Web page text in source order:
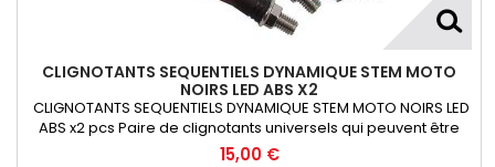
CLIGNOTANTS SEQUENTIELS DYNAMIQUE STEM MOTO
NOIRS LED ABS X2
CLIGNOTANTS SEQUENTIELS DYNAMIQUE STEM MOTO NOIRS LED
ABS x2 pcs Paire de clignotants universels qui peuvent être
adaptables sur toutes motos ou scooters
15,00 €